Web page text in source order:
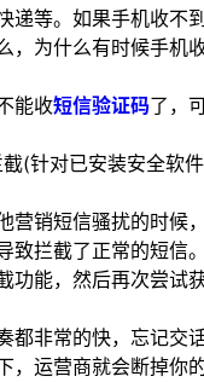
递等。如果手机收不
，为什么有时候手机
能收短信验证码了，
针对已安装安全软件
销短信骚扰的时候
致拦截了正常的短信
功能，然后再次尝试
非常的快，忘记交话
，运营商就会断掉你